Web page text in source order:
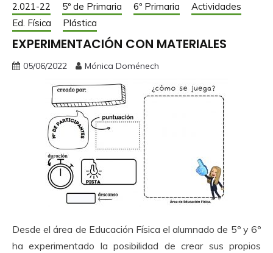
2.021-22 5º de Primaria 6º Primaria
Actividades
Ed. Física
Plástica
EXPERIMENTACIÓN CON MATERIALES
05/06/2022 Mónica Doménech
Desde el área de Educación Física el alumnado de 5º y 6º
ha experimentado la posibilidad de crear sus propios